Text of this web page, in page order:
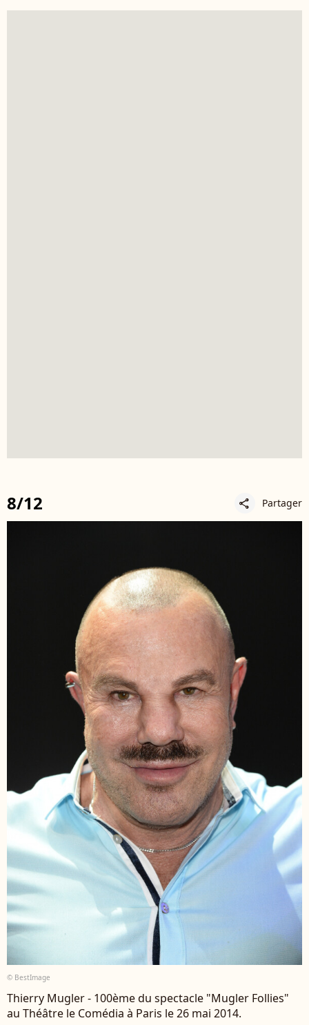
8/12 share Partager
© BestImage
Thierry Mugler - 100ème du spectacle "Mugler Follies"
au Théâtre le Comédia à Paris le 26 mai 2014.